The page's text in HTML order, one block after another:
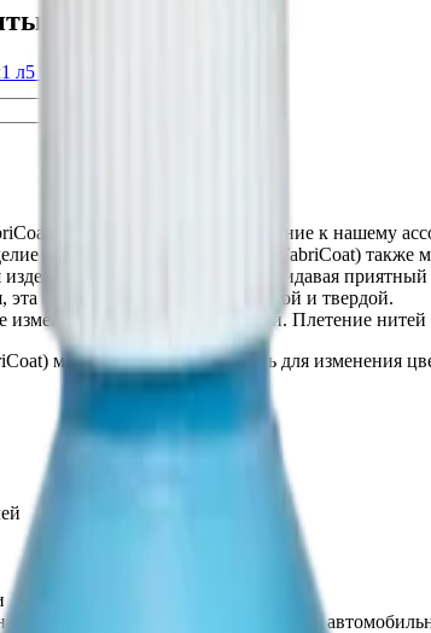
1 л5 л
это замечательное дополнение к нашему
из ткани. Краска для ткани (FabriCoat) также
изделие приятным на ощупь и придавая
краска не делает ткань жесткой и твердой.
изменяя вида и ощущения ткани. Плетение нитей
можно смело использовать для изменения
(FabriCoat) достаточно для покраски